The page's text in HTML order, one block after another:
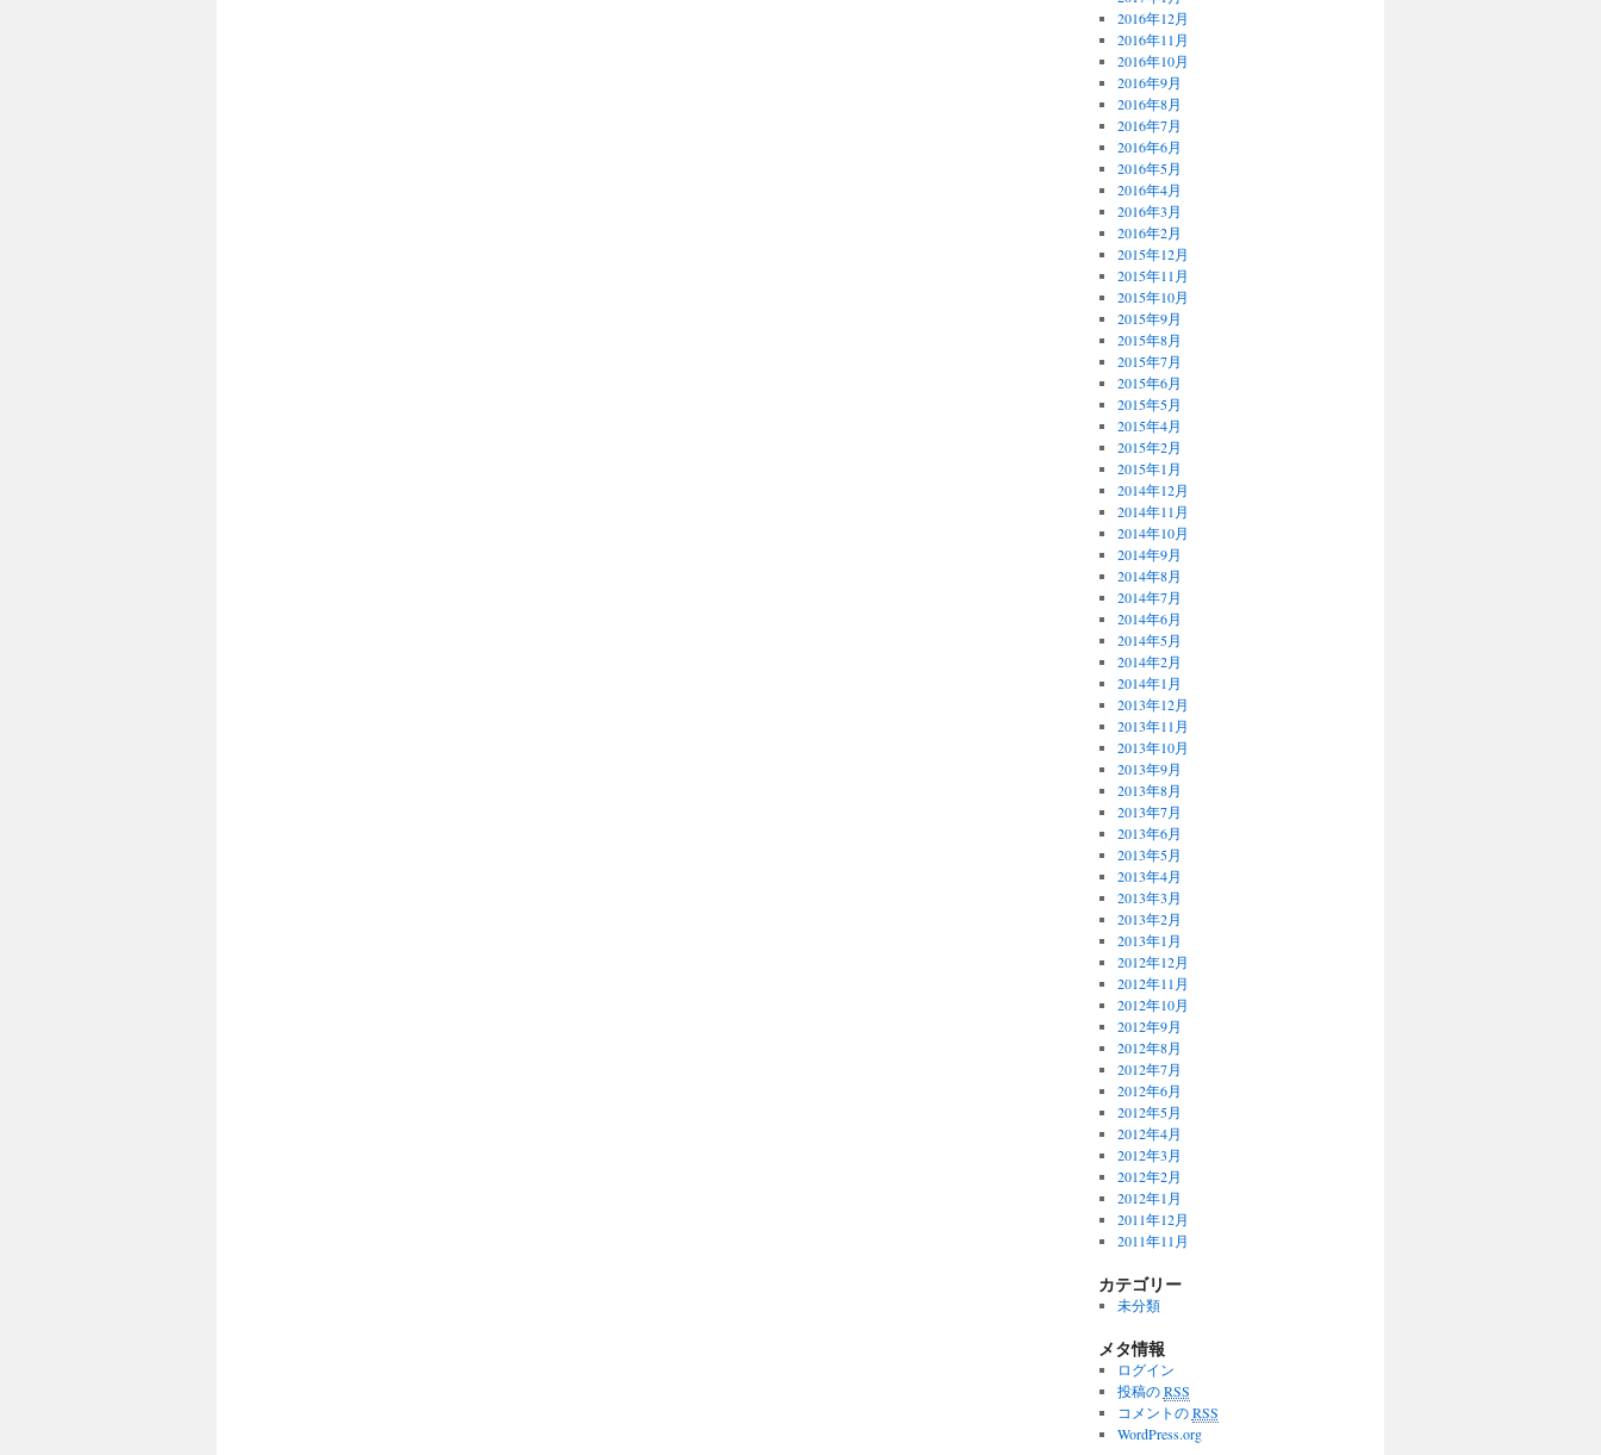
2016年12月
2016年11月
2016年10月
2016年9月
2016年8月
2016年7月
2016年6月
2016年5月
2016年4月
2016年3月
2016年2月
2015年12月
2015年11月
2015年10月
2015年9月
2015年8月
2015年7月
2015年6月
2015年5月
2015年4月
2015年2月
2015年1月
2014年12月
2014年11月
2014年10月
2014年9月
2014年8月
2014年7月
2014年6月
2014年5月
2014年2月
2014年1月
2013年12月
2013年11月
2013年10月
2013年9月
2013年8月
2013年7月
2013年6月
2013年5月
2013年4月
2013年3月
2013年2月
2013年1月
2012年12月
2012年11月
2012年10月
2012年9月
2012年8月
2012年7月
2012年6月
2012年5月
2012年4月
2012年3月
2012年2月
2012年1月
2011年12月
2011年11月
カテゴリー
未分類
メタ情報
ログイン
投稿のRSS
コメントのRSS
WordPress.org